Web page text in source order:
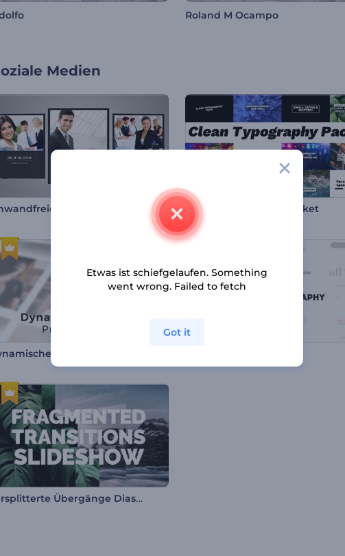
Roland M Ocampo
Medien
Einfaches Typografiepaket
Zersplitterte Übergänge Diashow
Etwas ist schiefgelaufen. Something
went wrong. Failed to fetch
Got it